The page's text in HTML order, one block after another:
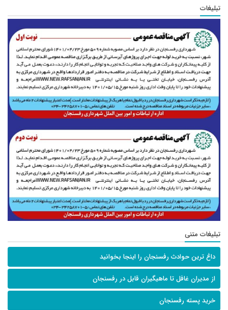
تبلیغات
تبلیغات متنی
داغ ترین حوادث رفسنجان را اینجا بخوانید
از مدیران غافل تا ماهیگیران قابل در رفسنجان
خرید پسته رفسنجان